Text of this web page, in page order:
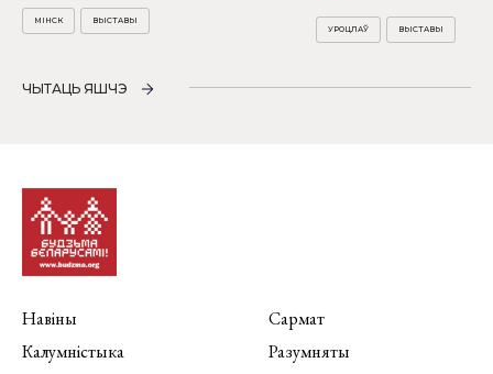
МІНСК ВЫСТАВЫ
УРОЦЛАЎ ВЫСТАВЫ
ЧЫТАЦЬ ЯШЧЭ
Навіны
Калумністыка
Сармат
Разумняты